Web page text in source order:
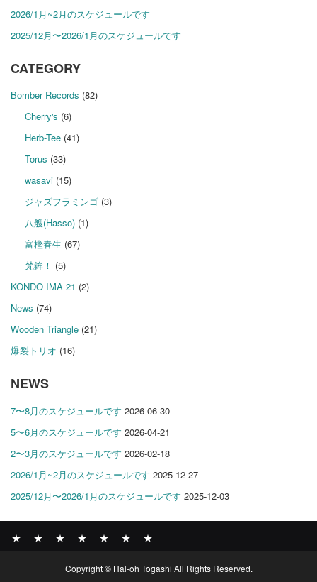
2026/1月~2月のスケジュールです
2025/12月〜2026/1月のスケジュールです
CATEGORY
Bomber Records (82)
Cherry's (6)
Herb-Tee(41)
Torus (33)
wasavi(15)
ジャズフラミンゴ(3)
八艘(Hasso)(1)
富樫春生 (67)
梵鉾！ (5)
KONDO IMA 21 (2)
News (74)
Wooden Triangle (21)
爆裂トリオ (16)
NEWS
7〜8月のスケジュールです 2026-06-30
5〜6月のスケジュールです 2026-04-21
2〜3月のスケジュールです 2026-02-18
2026/1月~2月のスケジュールです 2025-12-27
2025/12月〜2026/1月のスケジュールです 2025-12-03
RECORDS
PROFILE
Copyright © Hal-oh Togashi All Rights Reserved.